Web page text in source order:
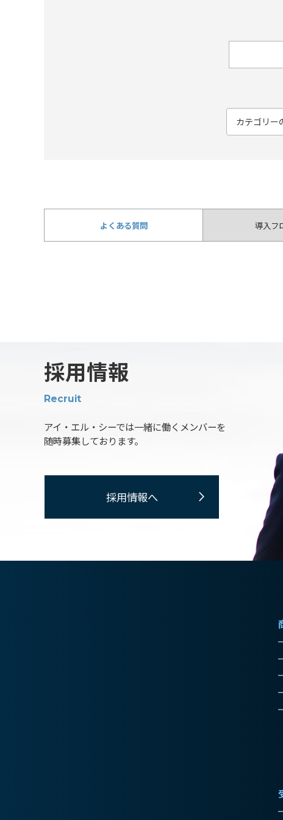
よくある質問 導入フ
採用情報
Recruit
アイ・エル・シーでは一緒に働くメンバーを
随時募集しております。
採用情報へ